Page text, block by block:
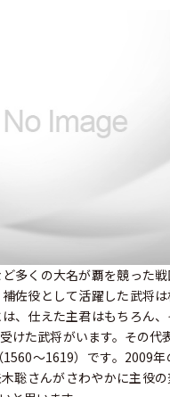
多くの大名が覇を競った
佐役として活躍した武将
、仕えた主君はもちろん
けた武将がいます。その代
～1619）です。2009年
聡さんがさわやかに主役